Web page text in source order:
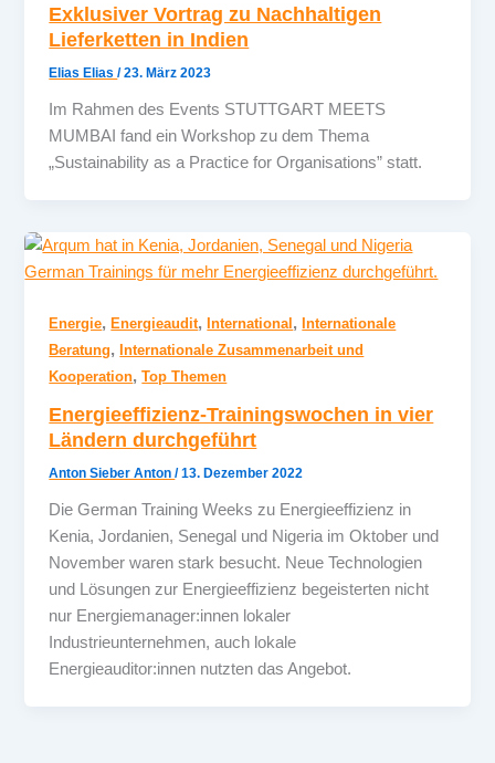
Exklusiver Vortrag zu Nachhaltigen
Lieferketten in Indien
Elias Elias/23. März 2023
Im Rahmen des Events STUTTGART MEETS
MUMBAI fand ein Workshop zu dem Thema
„Sustainability as a Practice for Organisations” statt.
Energie,Energieaudit,International,Internationale
Beratung,Internationale Zusammenarbeit und
Kooperation,Top Themen
Energieeffizienz-Trainingswochen in vier
Ländern durchgeführt
Anton Sieber Anton/13. Dezember 2022
Die German Training Weeks zu Energieeffizienz in
Kenia, Jordanien, Senegal und Nigeria im Oktober und
November waren stark besucht. Neue Technologien
und Lösungen zur Energieeffizienz begeisterten nicht
nur Energiemanager:innen lokaler
Industrieunternehmen, auch lokale
Energieauditor:innen nutzten das Angebot.